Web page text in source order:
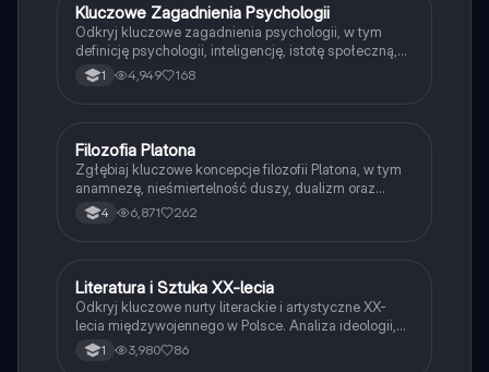
Filozofia
Kluczowe Zagadnienia Psychologii
Odkryj kluczowe zagadnienia psychologii, w tym
definicję psychologii, inteligencję, istotę społeczną,
postawy, emocje podstawowe, stres oraz różnice
między grupami formalnymi i nieformalnymi. Idealne
1 4,949 168
Filozofia
Filozofia Platona
Zgłębiaj kluczowe koncepcje filozofii Platona, w tym
anamnezę, nieśmiertelność duszy, dualizm oraz
miłość platoniczną. Odkryj alegorie, takie jak
skrzydlaty zaprzęg, oraz jego wizję idealnego
późniejsze filozofie. Typ: podsumowanie.
4 6,871 262
Język polski
Literatura i Sztuka XX-lecia
Odkryj kluczowe nurty literackie i artystyczne XX-
lecia międzywojennego w Polsce. Analiza ideologii,
awangardy, oraz wpływów totalitaryzmu na
twórczość Brunona Schulza, Juliana Przybosia i
1 3,980 86